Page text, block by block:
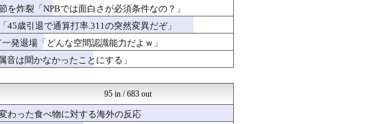
ポーランドボール 翻訳
木誠...
クロード-韓国の反応まとめ
『典...
日本と韓国は敵か？味方か？...
はろわるど
海外の万国反応記＠海外の反...
る」（...
海外さんいらっしゃい 海外...
アヤネ(*'ω'*)海外の...
...
【海外の反応】 パンドラの...
賞...
NO FOOTY NO L...
かしく...
ガラパゴスジャパン - 海...
を炸裂「NPBでは面白さが必須条件なの？」
45歳引退で通算打率.311の突然変異だぞ」
発退場「どんな空間認識能力だよｗ」
音は聞かなかったことにする」
95 in / 683 out
わった食べ物に対する海外の反応